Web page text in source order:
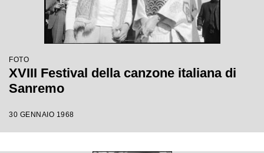
FOTO
XVIII Festival della canzone italiana di
Sanremo
30 GENNAIO 1968